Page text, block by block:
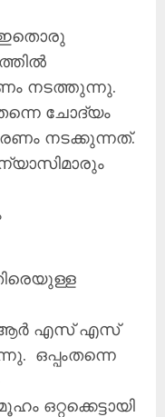
ഇതൊരു
നടത്തുന്നു.
ചോദ്യം
നടക്കുന്നത്.
ആര്‍ എസ് എസ്
ഒപ്പംതന്നെ
ഒറ്റക്കെട്ടായി